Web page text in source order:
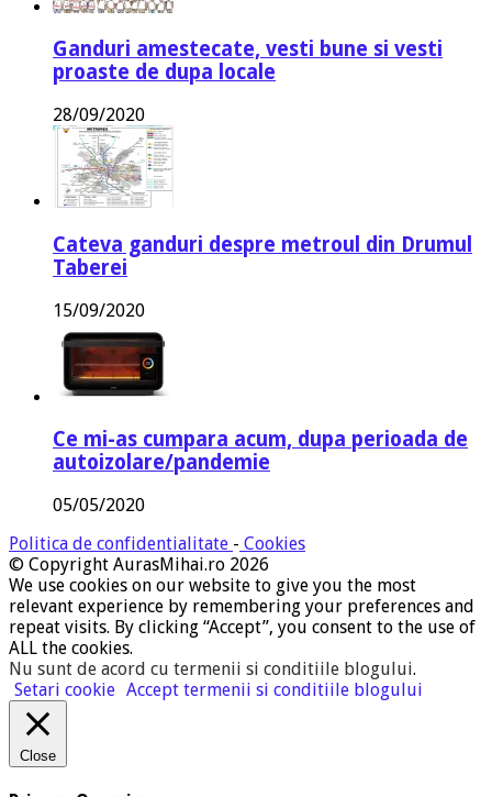
Ganduri amestecate, vesti bune si vesti
proaste de dupa locale
28/09/2020
Cateva ganduri despre metroul din Drumul
Taberei
15/09/2020
Ce mi-as cumpara acum, dupa perioada de
autoizolare/pandemie
05/05/2020
Politica de confidentialitate - Cookies
© Copyright AurasMihai.ro 2026
We use cookies on our website to give you the most
relevant experience by remembering your preferences and
repeat visits. By clicking “Accept”, you consent to the use of
ALL the cookies.
Nu sunt de acord cu termenii si conditiile blogului.
Setari cookie Accept termenii si conditiile blogului
Close